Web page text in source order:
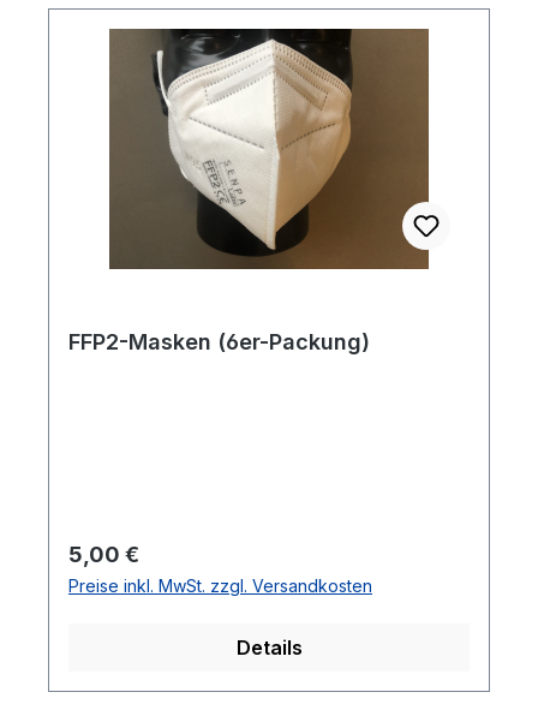
FFP2-Masken (6er-Packung)
Regulärer Preis:
5,00 €
Preise inkl. MwSt. zzgl. Versandkosten
Details